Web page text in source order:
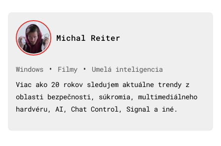
Michal Reiter
Windows • Filmy •
Umelá inteligencia
Viac ako 20 rokov sledujem aktuálne trendy z
oblasti bezpečnosti, súkromia, multimediálneho
hardvéru, AI, Chat Control, Signal a iné.